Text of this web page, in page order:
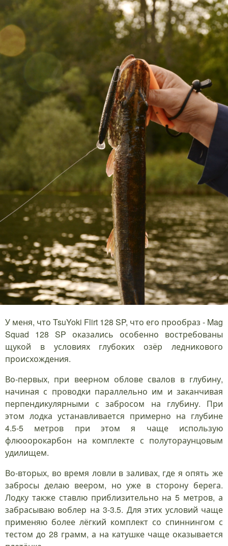
У меня, что TsuYoki Flirt 128 SP, что его прообраз - Mag
Squad 128 SP оказались особенно востребованы
щукой в условиях глубоких озёр ледникового
происхождения.
Во-первых, при веерном облове свалов в глубину,
начиная с проводки параллельно им и заканчивая
перпендикулярными с забросом на глубину. При
этом лодка устанавливается примерно на глубине
4.5-5 метров при этом я чаще использую
флюоорокарбон на комплекте с полутораунцовым
удилищем.
Во-вторых, во время ловли в заливах, где я опять же
забросы делаю веером, но уже в сторону берега.
Лодку также ставлю приблизительно на 5 метров, а
забрасываю воблер на 3-3.5. Для этих условий чаще
применяю более лёгкий комплект со спиннингом с
тестом до 28 грамм, а на катушке чаще оказывается